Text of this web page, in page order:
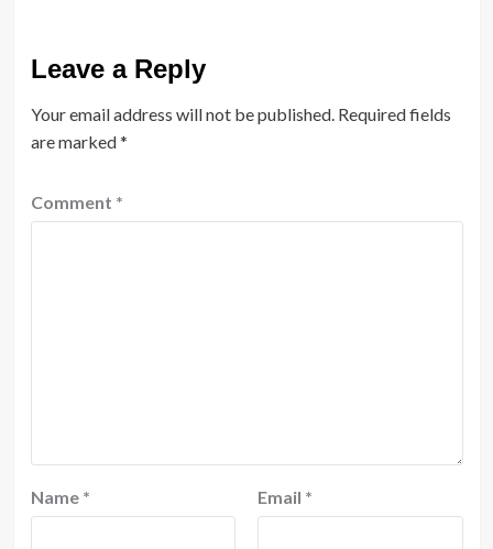
Leave a Reply
Your email address will not be published. Required fields
are marked*
Comment *
Name * Email *